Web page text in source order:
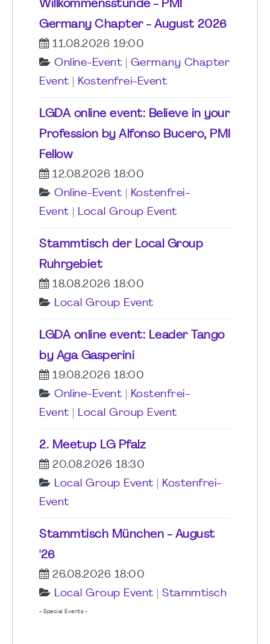
Willkommensstunde - PMI
Germany Chapter - August 2026
11.08.2026 19:00
Online-Event
Germany Chapter
Event
Kostenfrei-Event
LGDA online event: Believe in your
Profession by Alfonso Bucero, PMI
Fellow
12.08.2026 18:00
Online-Event
Kostenfrei-
Event
Local Group Event
Stammtisch der Local Group
Ruhrgebiet
18.08.2026 18:00
Local Group Event
LGDA online event: Leader Tango
by Aga Gasperini
19.08.2026 18:00
Online-Event
Kostenfrei-
Event
Local Group Event
2. Meetup LG Pfalz
20.08.2026 18:30
Local Group Event
Kostenfrei-
Event
Stammtisch München - August
'26
26.08.2026 18:00
Local Group Event
Stammtisch
- Special Events -